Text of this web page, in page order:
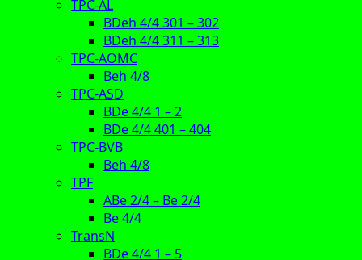
TPC-AL
BDeh 4/4 301 – 302
BDeh 4/4 311 – 313
TPC-AOMC
Beh 4/8
TPC-ASD
BDe 4/4 1 – 2
BDe 4/4 401 – 404
TPC-BVB
Beh 4/8
TPF
ABe 2/4 – Be 2/4
Be 4/4
TransN
BDe 4/4 1 – 5